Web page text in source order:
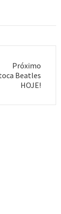
Próximo
Beatles
HOJE!